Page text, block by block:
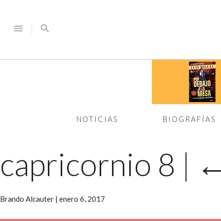
menu search
NOTICIAS BIOGRAFÍAS
capricornio 8 |
Brando Alcauter | enero 6, 2017